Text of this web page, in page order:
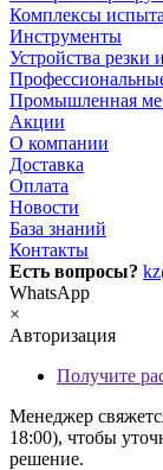
Комплексы
Инструменты
Устройства резки
Промышленная
Акции
О компании
Доставка
Оплата
Новости
База знаний
Контакты
Есть вопросы?
WhatsApp
×
Авторизация
Получите
Менеджер
18:00), чтобы
решение.